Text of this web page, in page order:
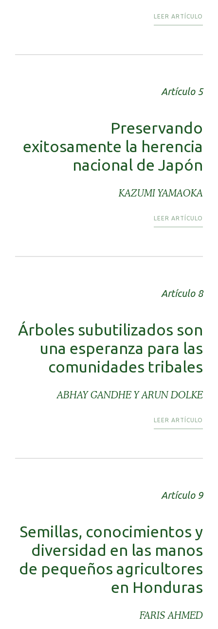
LEER ARTÍCULO
Artículo 5
Preservando
exitosamente la herencia
nacional de Japón
KAZUMI YAMAOKA
LEER ARTÍCULO
Artículo 8
Árboles subutilizados son
una esperanza para las
comunidades tribales
ABHAY GANDHE Y ARUN DOLKE
LEER ARTÍCULO
Artículo 9
Semillas, conocimientos y
diversidad en las manos
de pequeños agricultores
en Honduras
FARIS AHMED